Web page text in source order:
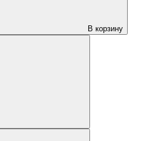
В корзину